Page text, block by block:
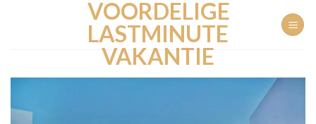
VOORDELIGE
LASTMINUTE
VAKANTIE